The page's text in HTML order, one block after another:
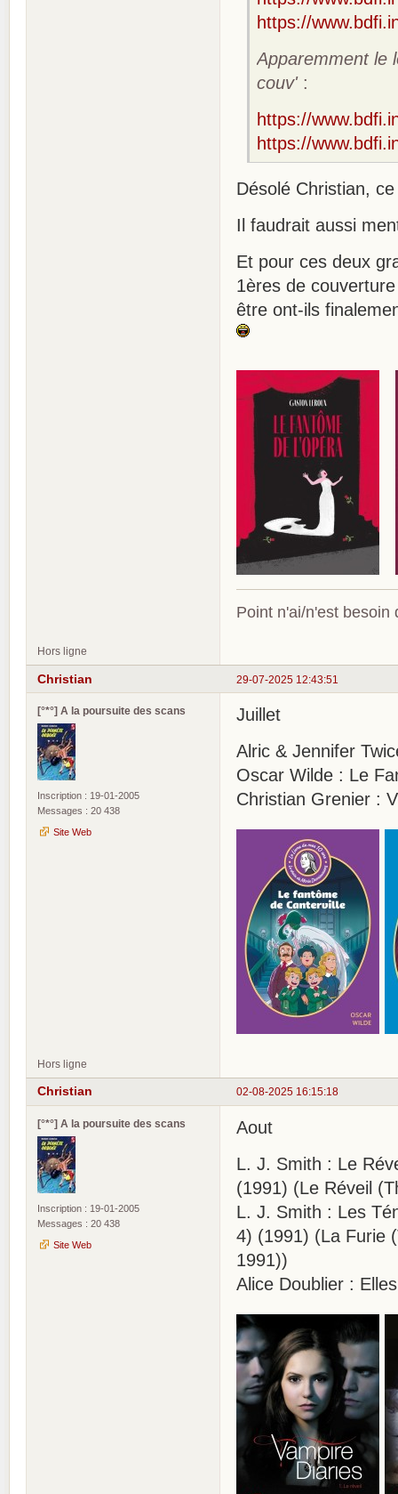
https://
Apparemment le
couv':
https://
https://
Désolé Christian,
Il faudrait aussi
Et pour ces deux
1ères de
être ont-ils
Point n'ai/n'est besoin
Hors ligne
29-07-2025 12:43:51
Christian
[°*°] A la poursuite des scans
Inscription : 19-01-2005
Messages : 20 438
Site Web
Juillet
Alric & Jennifer
Oscar Wilde : Le
Christian Grenier :
Hors ligne
02-08-2025 16:15:18
Christian
[°*°] A la poursuite des scans
Inscription : 19-01-2005
Messages : 20 438
Site Web
Aout
L. J. Smith : Le
(1991) (Le Réveil
L. J. Smith : Les
4) (1991) (La Furie
1991))
Alice Doublier :